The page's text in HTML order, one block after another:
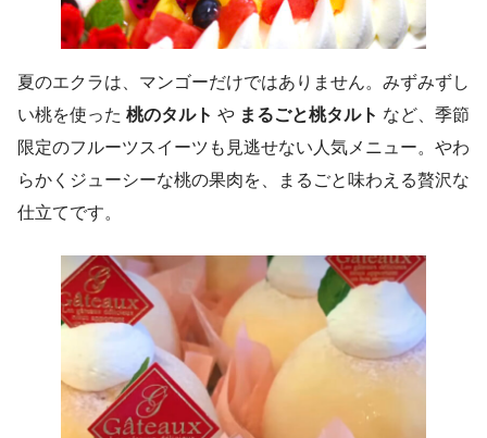
夏のエクラは、マンゴーだけではありません。みずみずし
い桃を使った 桃のタルト や まるごと桃タルト など、季節
限定のフルーツスイーツも見逃せない人気メニュー。やわ
らかくジューシーな桃の果肉を、まるごと味わえる贅沢な
仕立てです。